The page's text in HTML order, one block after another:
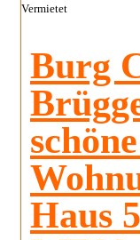
Vermietet
Burg
Haus